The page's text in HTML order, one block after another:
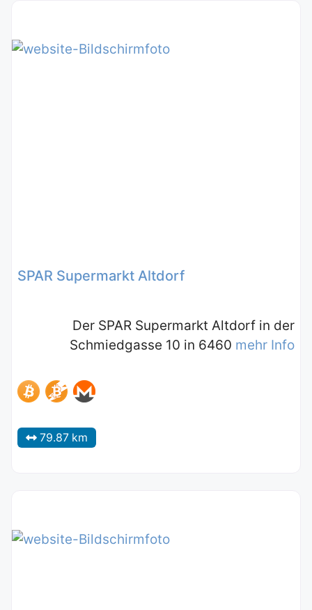
SPAR Supermarkt Altdorf
Der SPAR Supermarkt Altdorf in der
Schmiedgasse 10 in 6460 mehr Info
79.87 km